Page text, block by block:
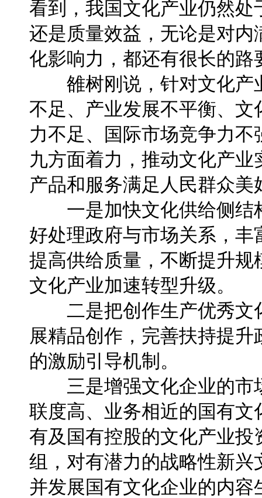
看到，我国文化产业仍然
还是质量效益，无论是对
化影响力，都还有很长的路
雒树刚说，针对文化产
不足、产业发展不平衡、
力不足、国际市场竞争力
九方面着力，推动文化产
产品和服务满足人民群众美
一是加快文化供给侧结
好处理政府与市场关系，
提高供给质量，不断提升
文化产业加速转型升级。
二是把创作生产优秀文
展精品创作，完善扶持提
的激励引导机制。
三是增强文化企业的市
联度高、业务相近的国有
有及国有控股的文化产业
组，对有潜力的战略性新
并发展国有文化企业的内